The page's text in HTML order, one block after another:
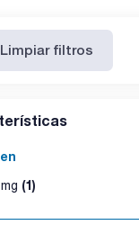
Limpiar filtros
(1)